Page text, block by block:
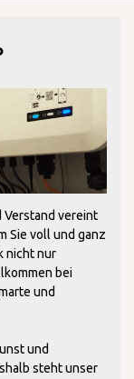
Verstand vereint
Sie voll und ganz
nicht nur
bei
und
und
steht unser